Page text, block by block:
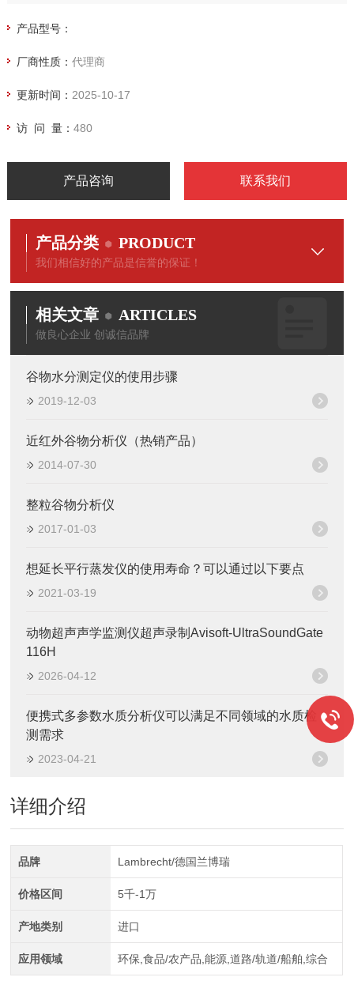
产品型号：
厂商性质： 代理商
更新时间： 2025-10-17
访 问 量： 480
产品咨询 联系我们
产品分类 PRODUCT
我们相信好的产品是信誉的保证！
相关文章 ARTICLES
做良心企业 创诚信品牌
谷物水分测定仪的使用步骤
2019-12-03
近红外谷物分析仪（热销产品）
2014-07-30
整粒谷物分析仪
2017-01-03
想延长平行蒸发仪的使用寿命？可以通过以下要点
2021-03-19
动物超声声学监测仪超声录制Avisoft-UltraSoundGate
116H
2026-04-12
便携式多参数水质分析仪可以满足不同领域的水质检
测需求
2023-04-21
详细介绍
品牌 Lambrecht/德国兰博瑞
价格区间 5千-1万
产地类别 进口
应用领域 环保,食品/农产品,能源,道路/轨道/船舶,综合